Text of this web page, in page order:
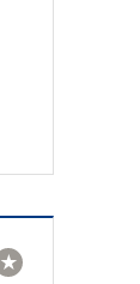
★